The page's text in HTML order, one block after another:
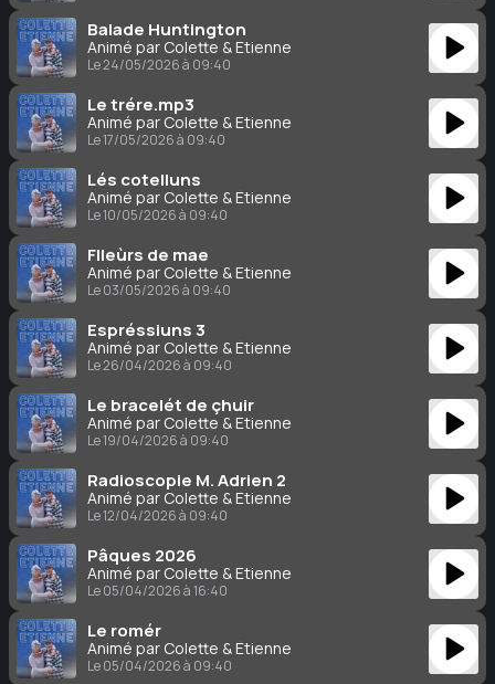
Balade Huntington
Animé par Colette & Étienne
Le 24/05/2026 à 09:40
Le trére.mp3
Animé par Colette & Étienne
Le 17/05/2026 à 09:40
Lés cotelluns
Animé par Colette & Étienne
Le 10/05/2026 à 09:40
Flleùrs de mae
Animé par Colette & Étienne
Le 03/05/2026 à 09:40
Espréssiuns 3
Animé par Colette & Étienne
Le 26/04/2026 à 09:40
Le bracelét de çhuir
Animé par Colette & Étienne
Le 19/04/2026 à 09:40
Radioscopie M. Adrien 2
Animé par Colette & Étienne
Le 12/04/2026 à 09:40
Pâques 2026
Animé par Colette & Étienne
Le 05/04/2026 à 16:40
Le romér
Animé par Colette & Étienne
Le 05/04/2026 à 09:40